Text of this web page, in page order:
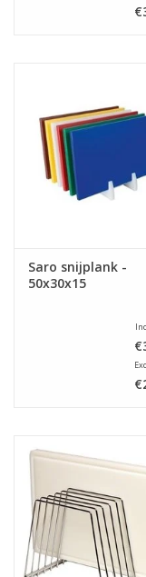
Saro snijplank -
50x30x15